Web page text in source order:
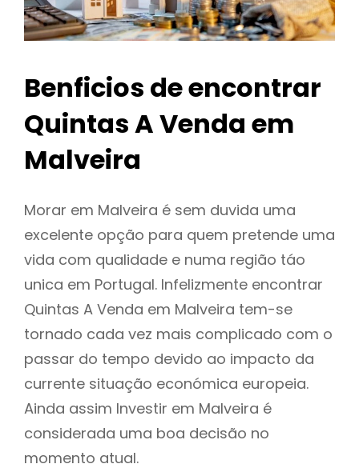
Benficios de encontrar
Quintas A Venda em
Malveira
Morar em Malveira é sem duvida uma
excelente opção para quem pretende uma
vida com qualidade e numa região táo
unica em Portugal. Infelizmente encontrar
Quintas A Venda em Malveira tem-se
tornado cada vez mais complicado com o
passar do tempo devido ao impacto da
currente situação económica europeia.
Ainda assim Investir em Malveira é
considerada uma boa decisão no
momento atual.